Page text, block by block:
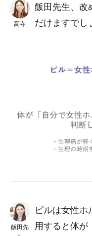
高寺
飯田先生、改
だけますでし
飯田先
ピルは女性ホ
用すると体が